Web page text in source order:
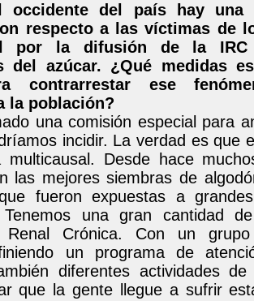
occidente del país hay una
respecto a las víctimas de
por la difusión de la
del azúcar. ¿Qué medidas
contrarrestar ese
la población?
una comisión especial para
incidir. La verdad es que
multicausal. Desde hace
las mejores siembras de
fueron expuestas a
Tenemos una gran cantidad
Renal Crónica. Con un
un programa de
diferentes actividades
que la gente llegue a sufrir